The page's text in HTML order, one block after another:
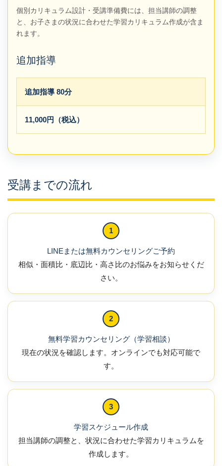
個別カリキュラム設計・受講準備費には、担当講師の調整
と、お子さまの状況に合わせた学習カリキュラム作成が含ま
れます。
追加指導
追加指導 80分
11,000円（税込）
受講までの流れ
1
LINEまたは無料カウンセリングご予約
相似・面積比・底辺比・高さ比のお悩みをお知らせくだ
さい。
2
無料学習カウンセリング（学習相談）
現在の状況を確認します。オンラインでも対応可能で
す。
3
学習スケジュール作成
担当講師の調整と、状況に合わせた学習カリキュラムを
作成します。